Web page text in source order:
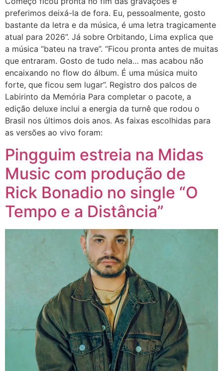
preferimos deixá-la de fora. Eu, pessoalmente, gosto
bastante da letra e da música, é uma letra tragicamente
atual para 2026”. Já sobre Orbitando, Lima explica que
a música “bateu na trave”. “Ficou pronta antes de muitas
que entraram. Gosto de tudo nela… mas acabou não
encaixando no flow do álbum. É uma música muito
forte, que ficou sem lugar”. Registro dos palcos de
Labirinto da Memória Para completar o pacote, a
edição deluxe inclui a energia da turnê que rodou o
Brasil nos últimos dois anos. As faixas escolhidas para
as versões ao vivo foram:
Pingguim estreia na Midas
Music com produção de
Rick Bonadio no single “O
Tempo e a Distância”